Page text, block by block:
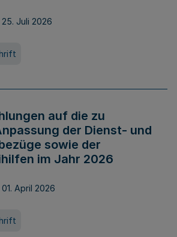
25. Juli 2026
auf die zu
der Dienst- und
sowie der
im Jahr 2026
April 2026